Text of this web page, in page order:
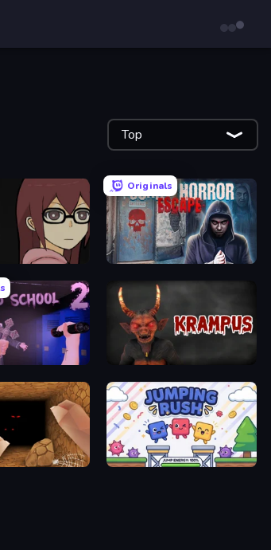
Top
Originals
Scary Horror Escape Room
2 Krampus
Story Jumping Rush